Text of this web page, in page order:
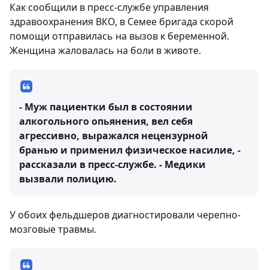
Как сообщили в пресс-службе управления
здравоохранения ВКО, в Семее бригада скорой
помощи отправилась на вызов к беременной.
Женщина жаловалась на боли в животе.
- Муж пациентки был в состоянии
алкогольного опьянения, вел себя
агрессивно, выражался нецензурной
бранью и применил физическое насилие, -
рассказали в пресс-службе. - Медики
вызвали полицию.
У обоих фельдшеров диагностировали черепно-
мозговые травмы.